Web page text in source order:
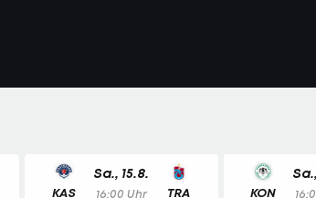
KAS TRA
Sa., 15.8.
16:00 Uhr KON